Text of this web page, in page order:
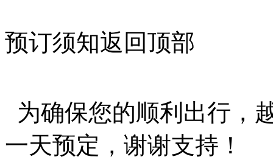
预订须知返回顶部
为确保您的顺利出行，
一天预定，谢谢支持！